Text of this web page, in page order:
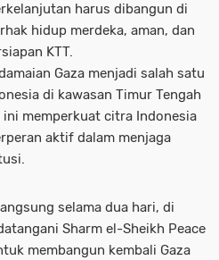
harus dibangun di
hidup merdeka, aman, dan
KTT.
Gaza menjadi salah satu
di kawasan Timur Tengah
memperkuat citra Indonesia
aktif dalam menjaga
selama dua hari, di
Sharm el-Sheikh Peace
membangun kembali Gaza